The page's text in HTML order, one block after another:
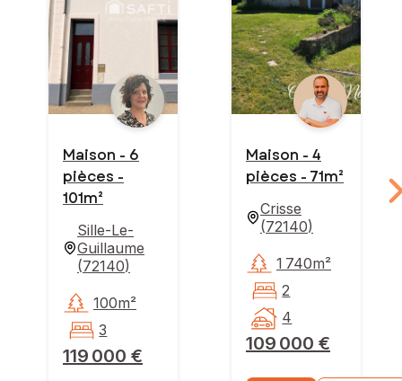
Maison - 6
pièces -
101m²
Sille-Le-
Guillaume
(72140)
119 000 €
100m²
3
Maison - 4
pièces - 71m²
Crisse
(72140)
109 000 €
1 740m²
2
4